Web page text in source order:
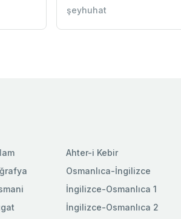
şeyhuhat
Ahter-i Kebir
Osmanlıca-İngilizce
İngilizce-Osmanlıca 1
İngilizce-Osmanlıca 2